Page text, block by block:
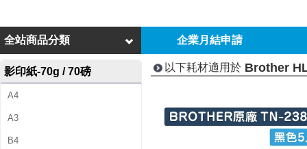
h
e
r
H
L
企業月結申請
全站商品分類
影印紙-70g / 70磅
A4
A3
B4
以下耗材適用於 Brother